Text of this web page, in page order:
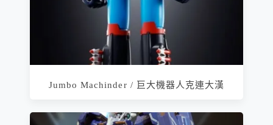
Jumbo Machinder / 巨大機器人克連大漢